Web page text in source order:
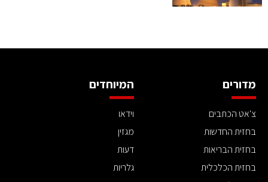
מדורים
צ'אט הכתבים
בחזית החדשות
בחזית הבריאות
בחזית הכלכלית
המיוחדים
וידאו
מגזין
דעות
גלריות